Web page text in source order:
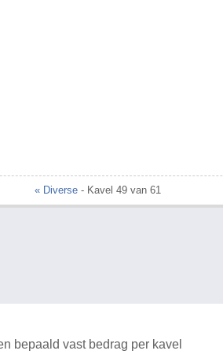
« Diverse- Kavel 49 van 61
bepaald vast bedrag per kavel